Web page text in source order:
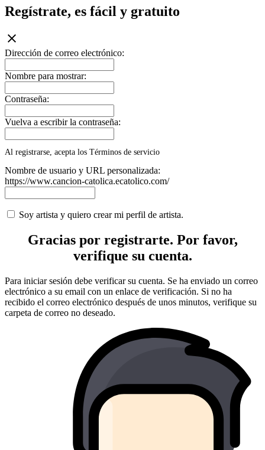
Regístrate, es fácil y gratuito
Dirección de correo electrónico:
Nombre para mostrar:
Contraseña:
Vuelva a escribir la contraseña:
Al registrarse, acepta los Términos de servicio
Nombre de usuario y URL personalizada:
https://www.cancion-catolica.ecatolico.com/
Soy artista y quiero crear mi perfil de artista.
Gracias por registrarte. Por favor,
verifique su cuenta.
Para iniciar sesión debe verificar su cuenta. Se ha enviado un correo
electrónico a su email con un enlace de verificación. Si no ha
recibido el correo electrónico después de unos minutos, verifique su
carpeta de correo no deseado.